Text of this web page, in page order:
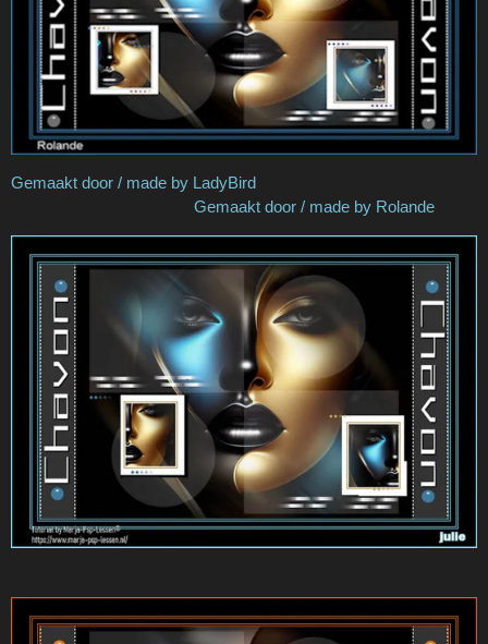
Gemaakt door / made by LadyBird
Gemaakt door / made by Rolande